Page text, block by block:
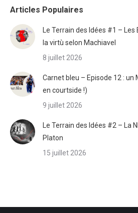
Articles Populaires
Le Terrain des Idées #1 – Les
la virtù selon Machiavel
8 juillet 2026
Carnet bleu – Episode 12 : un
en courtside !)
9 juillet 2026
Le Terrain des Idées #2 – La
Platon
15 juillet 2026